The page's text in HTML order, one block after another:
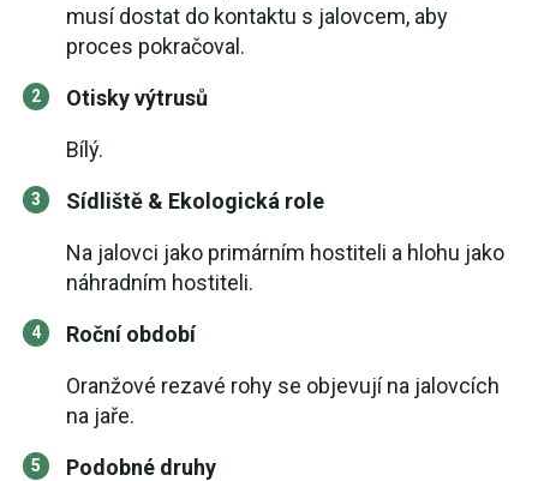
musí dostat do kontaktu s jalovcem, aby
proces pokračoval.
Otisky výtrusů
Bílý.
Sídliště & Ekologická role
Na jalovci jako primárním hostiteli a hlohu jako
náhradním hostiteli.
Roční období
Oranžové rezavé rohy se objevují na jalovcích
na jaře.
Podobné druhy